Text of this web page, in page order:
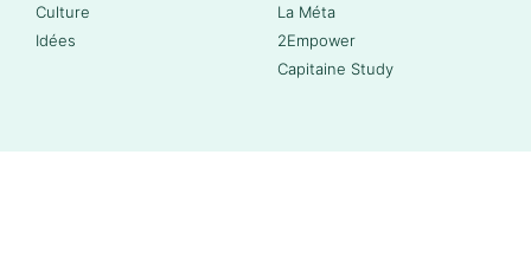
Culture
Idées
La Méta
2Empower
Capitaine Study